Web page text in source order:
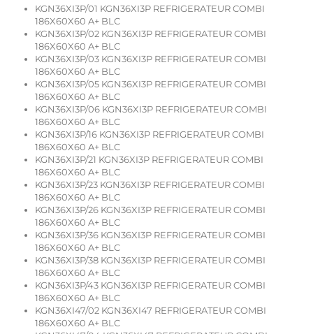
KGN36XI3P/01 KGN36XI3P REFRIGERATEUR COMBI
186X60X60 A+ BLC
KGN36XI3P/02 KGN36XI3P REFRIGERATEUR COMBI
186X60X60 A+ BLC
KGN36XI3P/03 KGN36XI3P REFRIGERATEUR COMBI
186X60X60 A+ BLC
KGN36XI3P/05 KGN36XI3P REFRIGERATEUR COMBI
186X60X60 A+ BLC
KGN36XI3P/06 KGN36XI3P REFRIGERATEUR COMBI
186X60X60 A+ BLC
KGN36XI3P/16 KGN36XI3P REFRIGERATEUR COMBI
186X60X60 A+ BLC
KGN36XI3P/21 KGN36XI3P REFRIGERATEUR COMBI
186X60X60 A+ BLC
KGN36XI3P/23 KGN36XI3P REFRIGERATEUR COMBI
186X60X60 A+ BLC
KGN36XI3P/26 KGN36XI3P REFRIGERATEUR COMBI
186X60X60 A+ BLC
KGN36XI3P/36 KGN36XI3P REFRIGERATEUR COMBI
186X60X60 A+ BLC
KGN36XI3P/38 KGN36XI3P REFRIGERATEUR COMBI
186X60X60 A+ BLC
KGN36XI3P/43 KGN36XI3P REFRIGERATEUR COMBI
186X60X60 A+ BLC
KGN36XI47/02 KGN36XI47 REFRIGERATEUR COMBI
186X60X60 A+ BLC